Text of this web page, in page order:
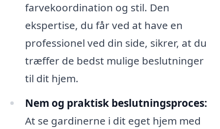
farvekoordination og stil. Den
ekspertise, du får ved at have en
professionel ved din side, sikrer, at du
træffer de bedst mulige beslutninger
til dit hjem.
Nem og praktisk beslutningsproces:
At se gardinerne i dit eget hjem med